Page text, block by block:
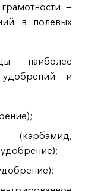
—
в полевых
наиболее
удобрений и